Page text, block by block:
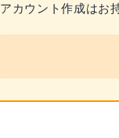
アカウント作成はお